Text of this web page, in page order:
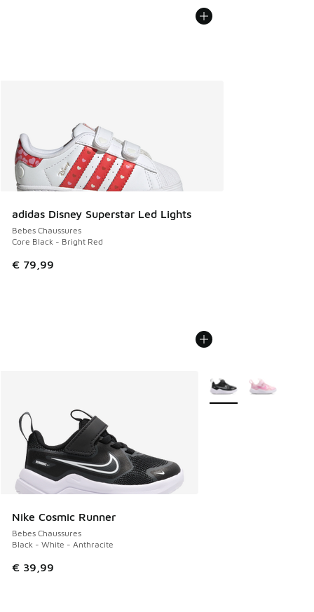
adidas Disney Superstar Led Lights
Bebes Chaussures
Core Black - Bright Red
€ 79,99
Nike Cosmic Runner
Bebes Chaussures
Black - White - Anthracite
€ 39,99
Plus de couleurs